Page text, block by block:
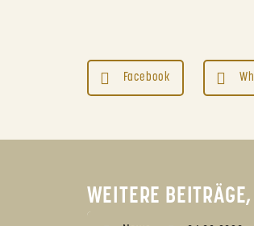
Facebook
WEITERE